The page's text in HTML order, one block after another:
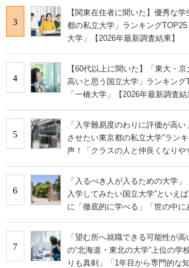
3
【関東在住者に聞いた】優秀な
都の私立大学」ランキング
大学」【2026年最新調査結果】
4
【60代以上に聞いた】「東大・
高いと思う国立大学」ランキン
「一橋大学」【2026年最新調査結
5
「入学難易度のわりに評価が高
させたい東京都の私立大学”ラン
声！「クラスの人と仲良くなりや
6
「入るべき人が入るための大学
入学してみたい国立大学”といえ
に「徹底的に学べる」「世の中に
7
「望む所へ就職できる可能性が
の“北海道・東北の大学”上位の学
りも真剣」「1年目から専門的な